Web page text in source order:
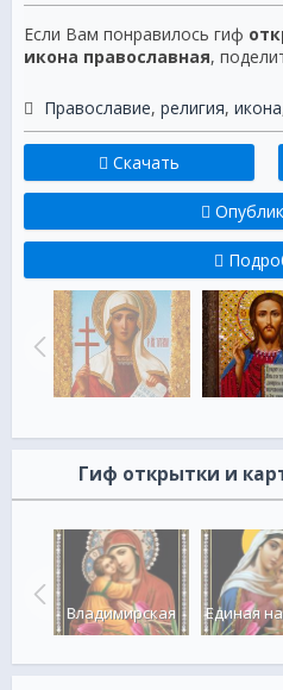
Если Вам понравилось гиф
икона православная,
Православие, религия, икона
Скачать
Гиф открытки и
Владимирская Единая